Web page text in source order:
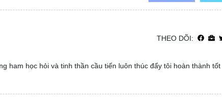
THEO DÕI:
ham học hỏi và tinh thần cầu tiến luôn thúc đẩy tôi hoàn thành